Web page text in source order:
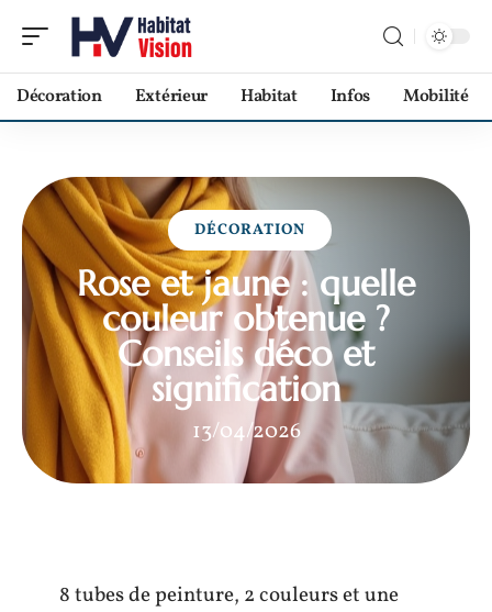
Décoration Extérieur Habitat Infos Mobilité
DÉCORATION
Rose et jaune : quelle
couleur obtenue ?
Conseils déco et
signification
13/04/2026
8 tubes de peinture, 2 couleurs et une